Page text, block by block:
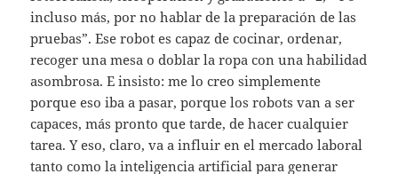
incluso más, por no hablar de la preparación de las
pruebas”. Ese robot es capaz de cocinar, ordenar,
recoger una mesa o doblar la ropa con una habilidad
asombrosa. E insisto: me lo creo simplemente
porque eso iba a pasar, porque los robots van a ser
capaces, más pronto que tarde, de hacer cualquier
tarea. Y eso, claro, va a influir en el mercado laboral
tanto como la inteligencia artificial para generar